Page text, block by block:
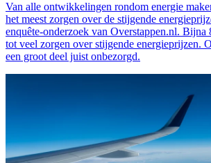
Van alle ontwikkelingen rondom energie
het meest zorgen over de stijgende
enquête-onderzoek van Overstappen.nl. Bijna
tot veel zorgen over stijgende energieprijzen.
een groot deel juist onbezorgd.